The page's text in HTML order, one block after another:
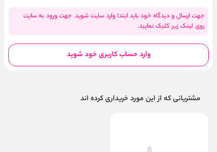
جهت ارسال و دیدگاه خود باید ابتدا وارد سایت شوید. جهت ورود به سایت
روی لینک زیر کلیک نمایید.
وارد حساب کاربری خود شوید
مشتریانی که از این مورد خریداری کرده اند